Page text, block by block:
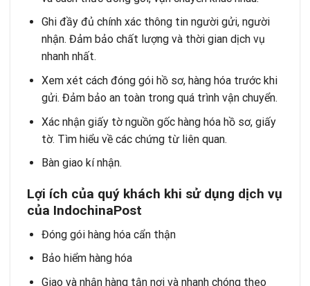
Ghi đầy đủ chính xác thông tin người gửi, người
nhận. Đảm bảo chất lượng và thời gian dịch vụ
nhanh nhất.
Xem xét cách đóng gói hồ sơ, hàng hóa trước khi
gửi. Đảm bảo an toàn trong quá trình vận chuyển.
Xác nhận giấy tờ nguồn gốc hàng hóa hồ sơ, giấy
tờ. Tìm hiểu về các chứng từ liên quan.
Bàn giao kí nhận.
Lợi ích của quý khách khi sử dụng dịch vụ
của IndochinaPost
Đóng gói hàng hóa cẩn thận
Bảo hiểm hàng hóa
Giao và nhận hàng tận nơi và nhanh chóng theo